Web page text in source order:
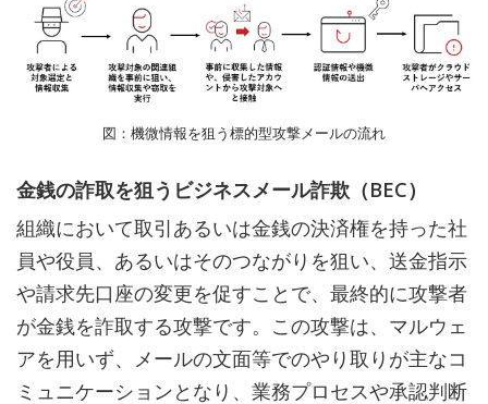
図：機微情報を狙う標的型攻撃メールの流れ
金銭の詐取を狙うビジネスメール詐欺（BEC）
組織において取引あるいは金銭の決済権を持った社
員や役員、あるいはそのつながりを狙い、送金指示
や請求先口座の変更を促すことで、最終的に攻撃者
が金銭を詐取する攻撃です。この攻撃は、マルウェ
アを用いず、メールの文面等でのやり取りが主なコ
ミュニケーションとなり、業務プロセスや承認判断